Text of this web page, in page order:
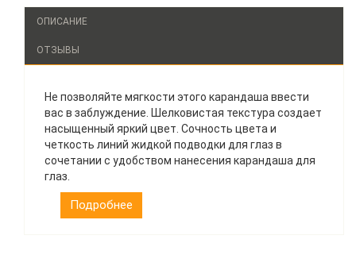
ОПИСАНИЕ
ОТЗЫВЫ
Не позволяйте мягкости этого карандаша ввести
вас в заблуждение. Шелковистая текстура создает
насыщенный яркий цвет. Сочность цвета и
четкость линий жидкой подводки для глаз в
сочетании с удобством нанесения карандаша для
глаз.
Подробнее